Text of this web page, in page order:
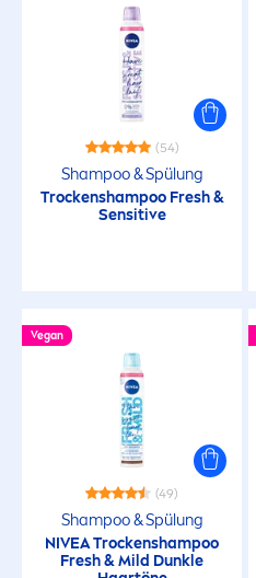
(54)
Shampoo & Spülung
Trockenshampoo Fresh&
Sensitive
Vegan
(49)
Shampoo & Spülung
NIVEATrockenshampoo
Fresh& Mild Dunkle